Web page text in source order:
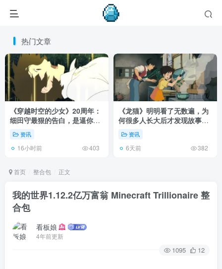
热门文章
《穿越时空的少女》20周年：
细田守最狠的告白，是逼你承
认有些夏天回不去了！
资讯
16小时前 403
《龙猫》明明看了无数遍，为
何很多人长大后才发现故事根
本不在 1988 年！
资讯
6天前 382
首页 整合包 正文
我的世界1.12.2亿万富翁 Minecraft Trillionaire 整
合包
看板娘
4年前更新
1095 12